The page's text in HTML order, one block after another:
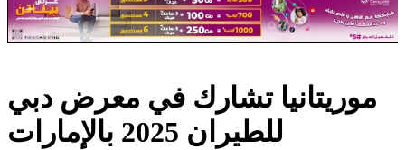
موريتانيا تشارك في معرض دبي
للطيران 2025 بالإمارات